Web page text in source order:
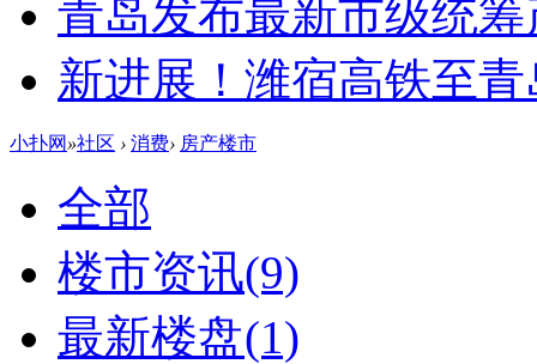
青岛发布最新市级统
新进展！潍宿高铁至
小扑网 »社区 › 消费› 房产楼市
全部
楼市资讯(9)
最新楼盘(1)